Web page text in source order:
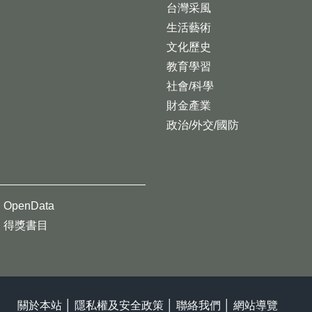
台灣采風
生活藝術
文化歷史
教育學習
社會/科學
財金產業
政治/外交/國防
OpenData
得獎書目
關於本站 隱私權及安全政策 聯絡我們 網站導覽